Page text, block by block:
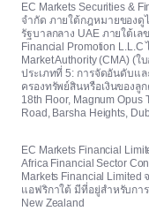
EC Markets Securities &
จำกัด ภายใต้กฎหมายของดู
รัฐบาลกลาง UAE ภายใต้เล
Financial Promotion
Market Authority (CMA) (
ประเภทที่ 5: การจัดอันดับแ
ครองทรัพย์สินหรือเงินของลู
18th Floor, Magnum Opus
Road, Barsha Heights,
EC Markets Financial
Africa Financial Sector
Markets Financial
แอฟริกาใต้ มีที่อยู่สำหรับการ
New Zealand